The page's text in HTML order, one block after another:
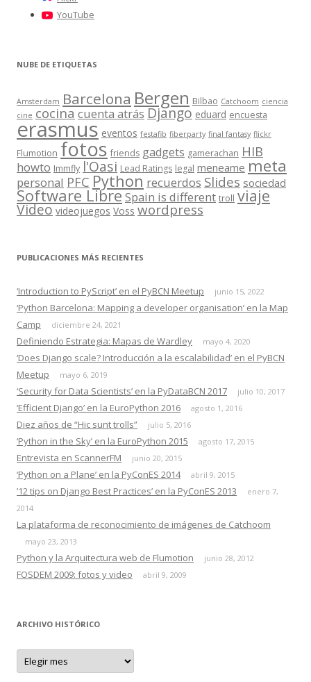
YouTube
NUBE DE ETIQUETAS
Amsterdam Barcelona Bergen Bilbao Catchoom ciencia
cine cocinacuenta atrás Django eduard encuesta
erasmus eventos festafib fiberparty final fantasy flickr
Flumotion fotos friends gadgets gamerachan HIB
howto Immfly l'Oasi Lead Ratings legal meneame meta
personal PFC Python recuerdos Slides sociedad
Software LibreSpain is different troll viaje
Video videojuegos Voss wordpress
PUBLICACIONES MÁS RECIENTES
‘Introduction to PyScript’ en el PyBCN Meetup junio 15, 2022
‘Python Barcelona: Mapping a developer organisation’ en la Map
Camp
diciembre 24, 2021
Definiendo Estrategia: Mapas de Wardley mayo 4, 2020
‘Does Django scale? Introducción a la escalabilidad’ en el PyBCN
Meetup
mayo 6, 2019
‘Security for Data Scientists’ en la PyDataBCN 2017 julio 10, 2017
‘Efficient Django’ en la EuroPython 2016 agosto 1, 2016
Diez años de “Hic sunt trolls” julio 5, 2016
‘Python in the Sky’ en la EuroPython 2015 agosto 17, 2015
Entrevista en ScannerFM junio 20, 2015
‘Python on a Plane’ en la PyConES 2014 abril 9, 2015
’12 tips on Django Best Practices’ en la PyConES 2013
enero 7,
2014
La plataforma de reconocimiento de imágenes de Catchoom
mayo 23, 2013
Python y la Arquitectura web de Flumotion junio 28, 2012
FOSDEM 2009: fotos y video abril 9, 2009
ARCHIVO HISTÓRICO
A
c